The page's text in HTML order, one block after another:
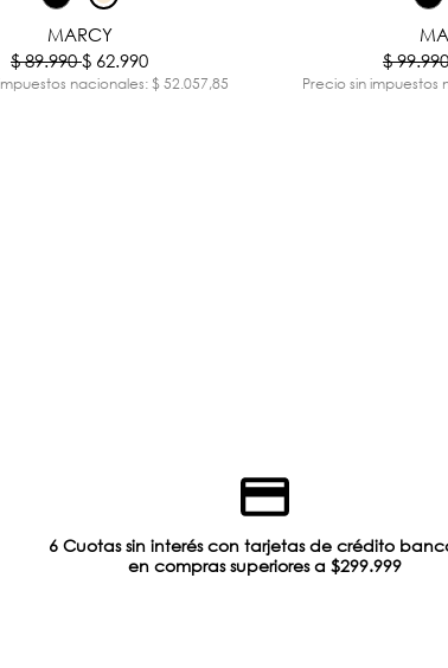
MARCY
$ 89.990$ 62.990
nacionales: $ 52.057,85
$
Precio sin impuestos
6 Cuotas sin interés con tarjetas de crédito
en compras superiores a $299.999